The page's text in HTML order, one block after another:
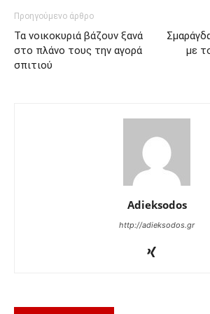
Προηγούμενο άρθρο
Τα νοικοκυριά βάζουν ξανά
στο πλάνο τους την αγορά
σπιτιού
με
Adieksodos
http://adieksodos.gr